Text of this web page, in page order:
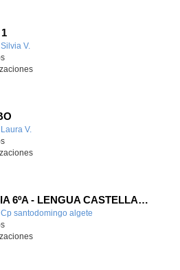
Silvia V.
Laura V.
PRIMARIA 6ºA - LENGUA CASTELLANA Y LITERATURA - EL VERBO Y SUS ACCIDENTES
Cp santodomingo algete